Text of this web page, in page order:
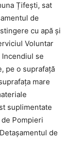
Țifești, sat
de
cu apă și
Voluntar
se
pe o suprafață
mare
suplimentate
Pompieri
de